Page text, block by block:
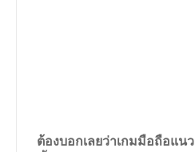
ต้องบอกเลยว่าเกมมือถือแนว